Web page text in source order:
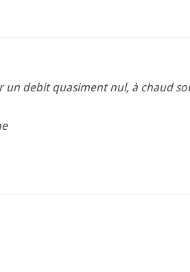
un debit quasiment nul, à chaud